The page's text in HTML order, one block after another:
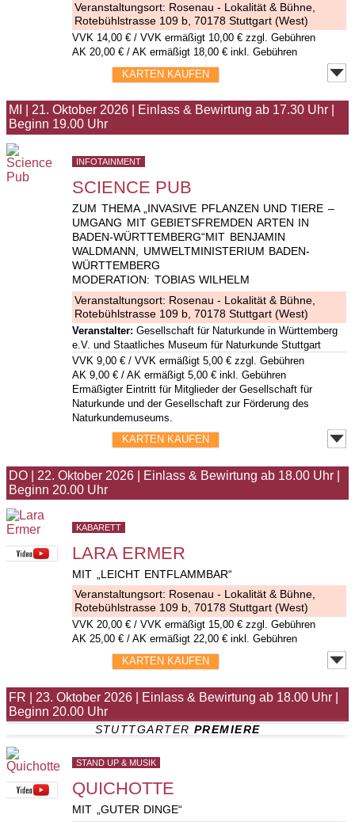
Veranstaltungsort: Rosenau - Lokalität & Bühne
Rotebühlstrasse 109 b, 70178 Stuttgart (West)
VVK 14,00 € / VVK ermäßigt 10,00 € zzgl. Gebühren
AK 20,00 € / AK ermäßigt 18,00 € inkl. Gebühren
KARTEN KAUFEN
MI 21. Oktober 2026 Einlass & Bewirtung ab 17.30 Uhr
Beginn 19.00 Uhr
INFOTAINMENT
SCIENCE PUB
ZUM THEMA „INVASIVE PFLANZEN UND TIERE –
UMGANG MIT GEBIETSFREMDEN ARTEN IN
BADEN-WÜRTTEMBERG“MIT BENJAMIN
WALDMANN, UMWELTMINISTERIUM BADEN-
WÜRTTEMBERG
MODERATION: TOBIAS WILHELM
Veranstaltungsort: Rosenau - Lokalität & Bühne
Rotebühlstrasse 109 b, 70178 Stuttgart (West)
Veranstalter: Gesellschaft für Naturkunde in Württemberg
e.V. und Staatliches Museum für Naturkunde Stuttgart
VVK 9,00 € / VVK ermäßigt 5,00 € zzgl. Gebühren
AK 9,00 € / AK ermäßigt 5,00 € inkl. Gebühren
Ermäßigter Eintritt für Mitglieder der Gesellschaft für
Naturkunde und der Gesellschaft zur Förderung des
Naturkundemuseums.
KARTEN KAUFEN
DO 22. Oktober 2026 Einlass & Bewirtung ab 18.00 Uhr
Beginn 20.00 Uhr
KABARETT
LARA ERMER
MIT „LEICHT ENTFLAMMBAR“
Veranstaltungsort: Rosenau - Lokalität & Bühne,
Rotebühlstrasse 109 b, 70178 Stuttgart (West)
VVK 20,00 € / VVK ermäßigt 15,00 € zzgl. Gebühren
AK 25,00 € / AK ermäßigt 22,00 € inkl. Gebühren
KARTEN KAUFEN
FR 23. Oktober 2026 Einlass & Bewirtung ab 18.00 Uhr
Beginn 20.00 Uhr
STUTTGARTER PREMIERE
STAND UP & MUSIK
QUICHOTTE
MIT „GUTER DINGE“